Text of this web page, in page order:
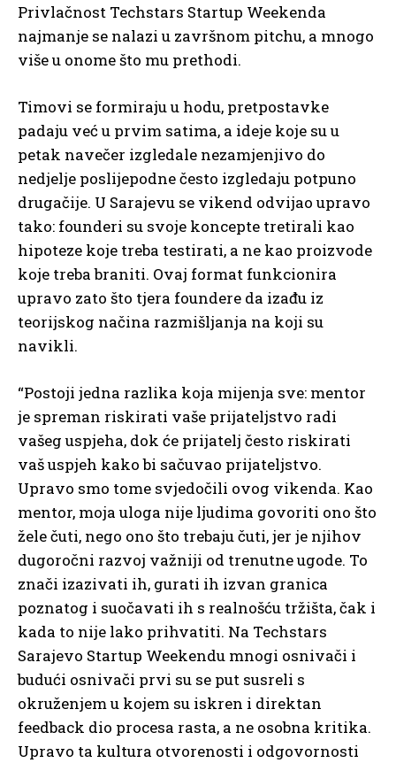
Privlačnost Techstars Startup Weekenda
najmanje se nalazi u završnom pitchu, a mnogo
više u onome što mu prethodi.
Timovi se formiraju u hodu, pretpostavke
padaju već u prvim satima, a ideje koje su u
petak navečer izgledale nezamjenjivo do
nedjelje poslijepodne često izgledaju potpuno
drugačije. U Sarajevu se vikend odvijao upravo
tako: founderi su svoje koncepte tretirali kao
hipoteze koje treba testirati, a ne kao proizvode
koje treba braniti. Ovaj format funkcionira
upravo zato što tjera foundere da izađu iz
teorijskog načina razmišljanja na koji su
navikli.
“Postoji jedna razlika koja mijenja sve: mentor
je spreman riskirati vaše prijateljstvo radi
vašeg uspjeha, dok će prijatelj često riskirati
vaš uspjeh kako bi sačuvao prijateljstvo.
Upravo smo tome svjedočili ovog vikenda. Kao
mentor, moja uloga nije ljudima govoriti ono što
žele čuti, nego ono što trebaju čuti, jer je njihov
dugoročni razvoj važniji od trenutne ugode. To
znači izazivati ih, gurati ih izvan granica
poznatog i suočavati ih s realnošću tržišta, čak i
kada to nije lako prihvatiti. Na Techstars
Sarajevo Startup Weekendu mnogi osnivači i
budući osnivači prvi su se put susreli s
okruženjem u kojem su iskren i direktan
feedback dio procesa rasta, a ne osobna kritika.
Upravo ta kultura otvorenosti i odgovornosti